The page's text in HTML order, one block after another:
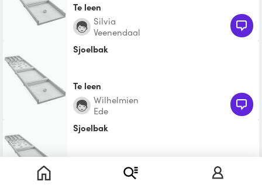
Te leen
Silvia
Veenendaal
Sjoelbak
Te leen
Wilhelmien
Ede
sjoelbak